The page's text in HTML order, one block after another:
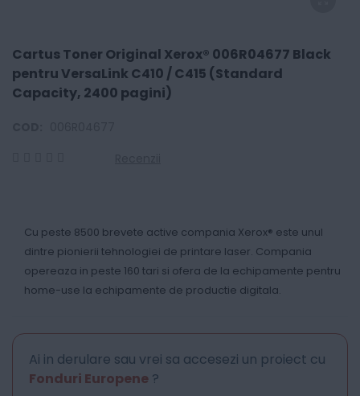
Cartus Toner Original Xerox® 006R04677 Black
pentru VersaLink C410 / C415 (Standard
Capacity, 2400 pagini)
Cu peste 8500 brevete active compania Xerox® este unul
dintre pionierii tehnologiei de printare laser. Compania
opereaza in peste 160 tari si ofera de la echipamente pentru
home-use la echipamente de productie digitala.
Ai in derulare sau vrei sa accesezi un proiect cu
Fonduri Europene ?